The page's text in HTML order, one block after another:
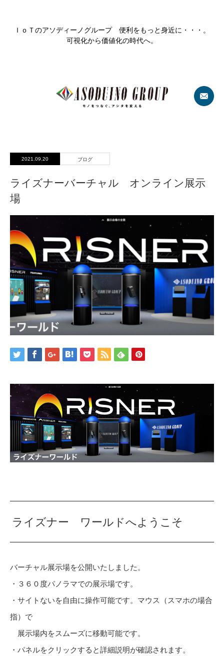
ＩｏＴのアソディーノグループ 便利をもっと身近に・・・。
可視化から価値化の時代へ。
2021.09.20 ブログ
ライズナーバーチャル オンライン展示
場
ライズナー ワールドへようこそ
バーチャル展示場を公開いたしました。
・３６０度パノラマでの展示場です。
・サイトないを自由に操作可能です。マウス（スマホの場合
指）で
展示場内をスムーズに移動可能です。
・パネルをクリックすると詳細説明が確認されます。